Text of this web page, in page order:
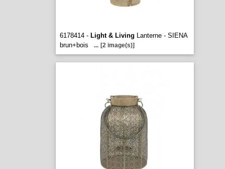
6178414 - Light & Living Lanterne - SIENA
brun+bois
... [2 image(s)]